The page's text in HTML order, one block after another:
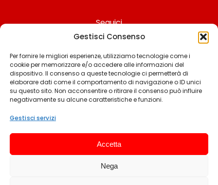
Gestisci Consenso
Per fornire le migliori esperienze, utilizziamo tecnologie come i
cookie per memorizzare e/o accedere alle informazioni del
dispositivo. Il consenso a queste tecnologie ci permetterà di
elaborare dati come il comportamento di navigazione o ID unici
su questo sito. Non acconsentire o ritirare il consenso può influire
negativamente su alcune caratteristiche e funzioni.
Gestisci servizi
Accetta
Nega
Seguici
Chi siamo
Contattaci
Termini & Condizioni
Privacy policy